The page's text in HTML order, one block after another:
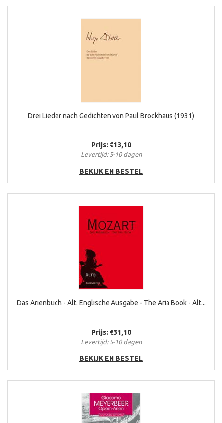
Drei Lieder nach Gedichten von Paul Brockhaus (1931)
Prijs: €13,10
Levertijd: 5-10 dagen
BEKIJK EN BESTEL
Das Arienbuch - Alt. Englische Ausgabe - The Aria Book - Alt...
Prijs: €31,10
Levertijd: 5-10 dagen
BEKIJK EN BESTEL